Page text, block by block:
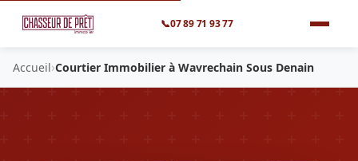
📞07 89 71 93 77
Accueil›Courtier Immobilier à Wavrechain Sous Denain